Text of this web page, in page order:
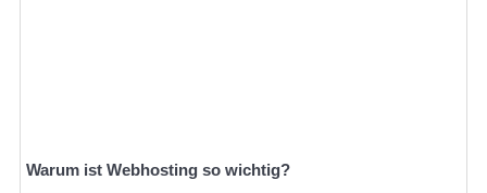
Warum ist Webhosting so wichtig?